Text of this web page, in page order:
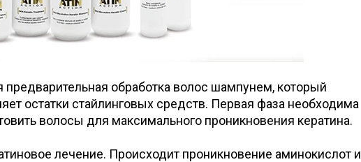
предварительная обработка волос шампунем, который
остатки стайлинговых средств. Первая фаза необходима
волосы для максимального проникновения кератина.
лечение. Происходит проникновение аминокислот и